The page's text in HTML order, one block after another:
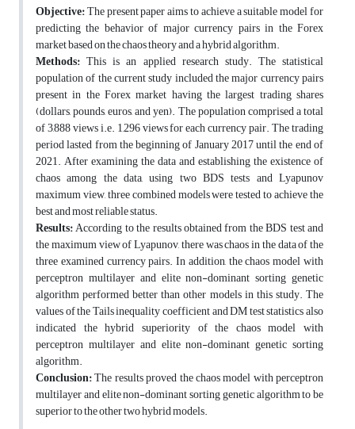
Objective:The present paper aims to achieve a suitable model for
predicting the behavior of major currency pairs in the Forex
market based on the chaos theory and a hybrid algorithm.
Methods: This is an applied research study. The statistical
population of the current study included the major currency pairs
present in the Forex market having the largest trading shares
(dollars, pounds, euros, and yen). The population comprised a total
of 3,888 views i.e. 1,296 views for each currency pair. The trading
period lasted from the beginning of January 2017 until the end of
2021. After examining the data and establishing the existence of
chaos among the data, using two BDS tests and Lyapunov
maximum view, three combined models were tested to achieve the
best and most reliable status.
Results:According to the results obtained from the BDS test and
the maximum view of Lyapunov, there was chaos in the data of the
three examined currency pairs. In addition, the chaos model with
perceptron multilayer and elite non-dominant sorting genetic
algorithm performed better than other models in this study. The
values ​​of the Tails inequality coefficient and DM test statistics also
indicated the hybrid superiority of the chaos model with
perceptron multilayer and elite non-dominant genetic sorting
algorithm.
Conclusion:The results proved the chaos model with perceptron
multilayer and elite non-dominant sorting genetic algorithm to be
superior to the other two hybrid models.